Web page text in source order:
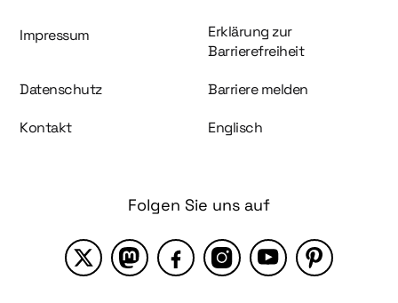
Information und Service
Impressum
Erklärung zur
Barrierefreiheit
Datenschutz Barriere melden
Kontakt Englisch
Folgen Sie uns auf